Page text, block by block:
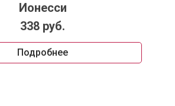
Ионесси
338 руб.
Подробнее